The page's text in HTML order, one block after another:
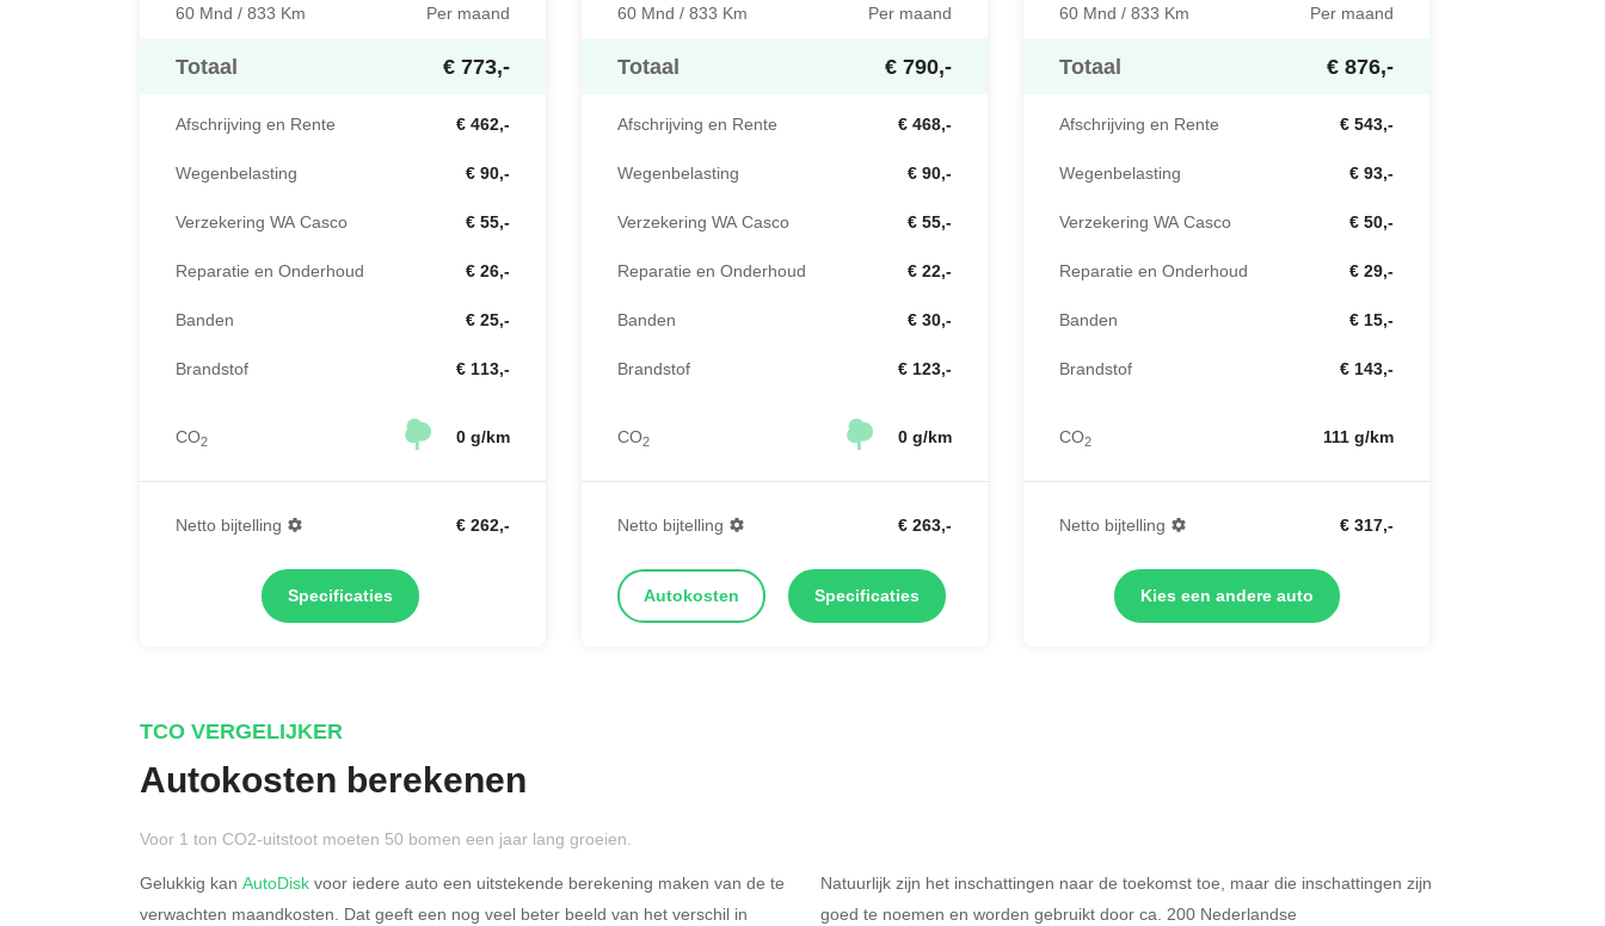
60 Mnd / 833 Km Per maand
Totaal € 773,-
Afschrijving en Rente € 462,-
Wegenbelasting € 90,-
Verzekering WA Casco € 55,-
Reparatie en Onderhoud € 26,-
Banden € 25,-
Brandstof € 113,-
CO2 0 g/km
Netto bijtelling € 262,-
Specificaties
60 Mnd / 833 Km Per maand
Totaal € 790,-
Afschrijving en Rente € 468,-
Wegenbelasting € 90,-
Verzekering WA Casco € 55,-
Reparatie en Onderhoud € 22,-
Banden € 30,-
Brandstof € 123,-
CO2 0 g/km
Netto bijtelling € 263,-
Autokosten Specificaties
60 Mnd / 833 Km Per maand
Totaal € 876,-
Afschrijving en Rente € 543,-
Wegenbelasting € 93,-
Verzekering WA Casco € 50,-
Reparatie en Onderhoud € 29,-
Banden € 15,-
Brandstof € 143,-
CO2 111 g/km
Netto bijtelling € 317,-
Kies een andere auto
Merken op basis van segment
TCO VERGELIJKER
Autokosten berekenen
Voor 1 ton CO2-uitstoot moeten 50 bomen een jaar lang groeien.
Gelukkig kan AutoDisk voor iedere auto een uitstekende berekening maken van de te
verwachten maandkosten. Dat geeft een nog veel beter beeld van het verschil in
Natuurlijk zijn het inschattingen naar de toekomst toe, maar die inschattingen zijn
goed te noemen en worden gebruikt door ca. 200 Nederlandse